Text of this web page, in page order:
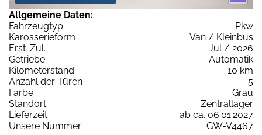
Allgemeine Daten:
Fahrzeugtyp
Pkw
Karosserieform
Van / Kleinbus
Erst-Zul.
Jul / 2026
Getriebe
Automatik
Kilometerstand
10 km
Anzahl der Türen
5
Farbe
Grau
Standort
Zentrallager
Lieferzeit
ab ca. 06.01.2027
Unsere Nummer
GW-V4467